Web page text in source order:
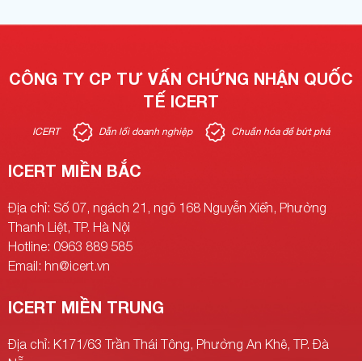
CÔNG TY CP TƯ VẤN CHỨNG NHẬN QUỐC
TẾ ICERT
ICERT Dẫn lối doanh nghiệp Chuẩn hóa để bứt phá
ICERT MIỀN BẮC
Địa chỉ: Số 07, ngách 21, ngõ 168 Nguyễn Xiển, Phường
Thanh Liệt, TP. Hà Nội
Hotline: 0963 889 585
Email: hn@icert.vn
ICERT MIỀN TRUNG
Địa chỉ: K171/63 Trần Thái Tông, Phường An Khê, TP. Đà